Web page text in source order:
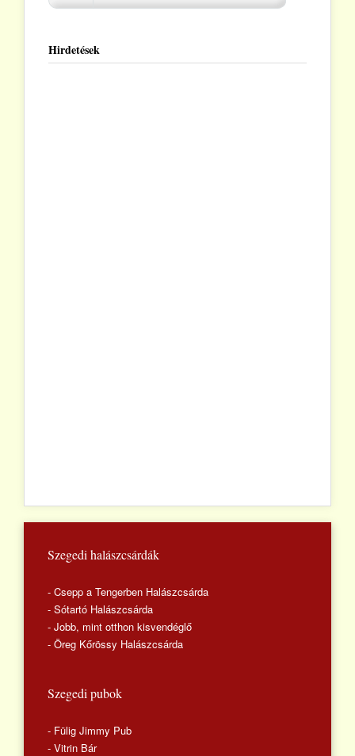
Hirdetések
Szegedi halászcsárdák
- Csepp a Tengerben Halászcsárda
- Sótartó Halászcsárda
- Jobb, mint otthon kisvendéglő
- Öreg Kőrössy Halászcsárda
Szegedi pubok
- Fülig Jimmy Pub
- Vitrin Bár